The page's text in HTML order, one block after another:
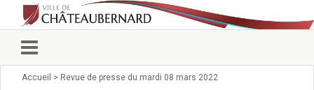
Vie municipale
Accueil > Revue de presse du mardi 08 mars 2022